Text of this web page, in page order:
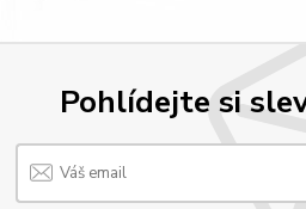
Pohlídejte si